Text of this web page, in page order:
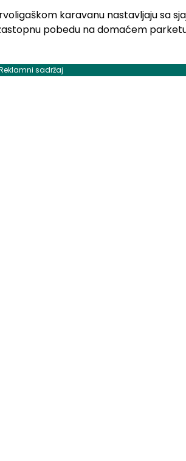
karavanu nastavljaju sa
pobedu na domaćem
sadržaj